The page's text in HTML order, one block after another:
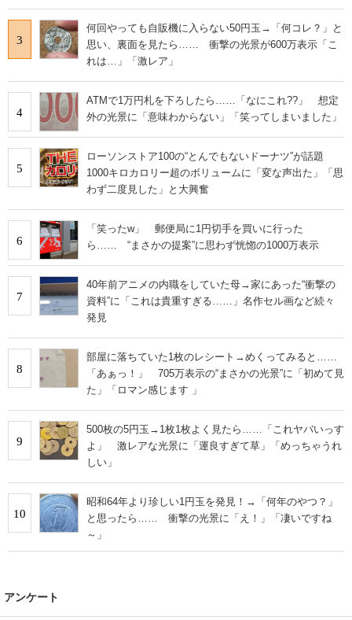
3
何回やっても自販機に入らない50円玉→「何コレ？」と
思い、裏面を見たら…… 衝撃の光景が600万表示「こ
れは…」「激レア」
4
ATMで1万円札を下ろしたら……「なにこれ??」 想定
外の光景に「意味わからない」「笑ってしまいました」
5
ローソンストア100の“とんでもないドーナツ”が話題
1000キロカロリー超のボリュームに「変な声出た」「思
わず二度見した」と大興奮
6
「笑ったw」 郵便局に1円切手を買いに行った
ら…… “まさかの提案”に思わず恍惚の1000万表示
7
40年前アニメの内職をしていた母→家にあった“衝撃の
資料”に「これは貴重すぎる……」名作セル画など続々
発見
8
部屋に落ちていた1枚のレシート→めくってみると……
「あぁっ！」 705万表示の“まさかの光景”に「初めて見
た」「ロマン感じます 」
9
500枚の5円玉→1枚1枚よく見たら……「これヤバいっす
よ」 激レアな光景に「運良すぎて草」「めっちゃうれ
しい」
10
昭和64年より珍しい1円玉を発見！→「何年のやつ？」
と思ったら…… 衝撃の光景に「え！」「凄いですね
～」
アンケート